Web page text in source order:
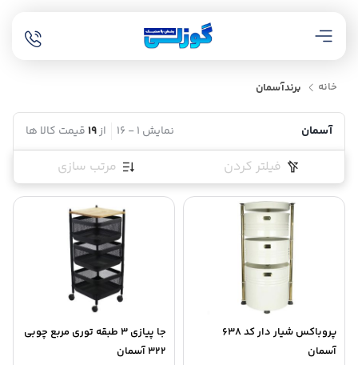
خانه برندآسمان
آسمان نمایش 1
-
16 از19قیمت کالا ها
فیلتر کردن مرتب سازی
پروباکس شیار دار کد 638
آسمان
جا پیازی 3 طبقه توری مربع چوبی
322 آسمان